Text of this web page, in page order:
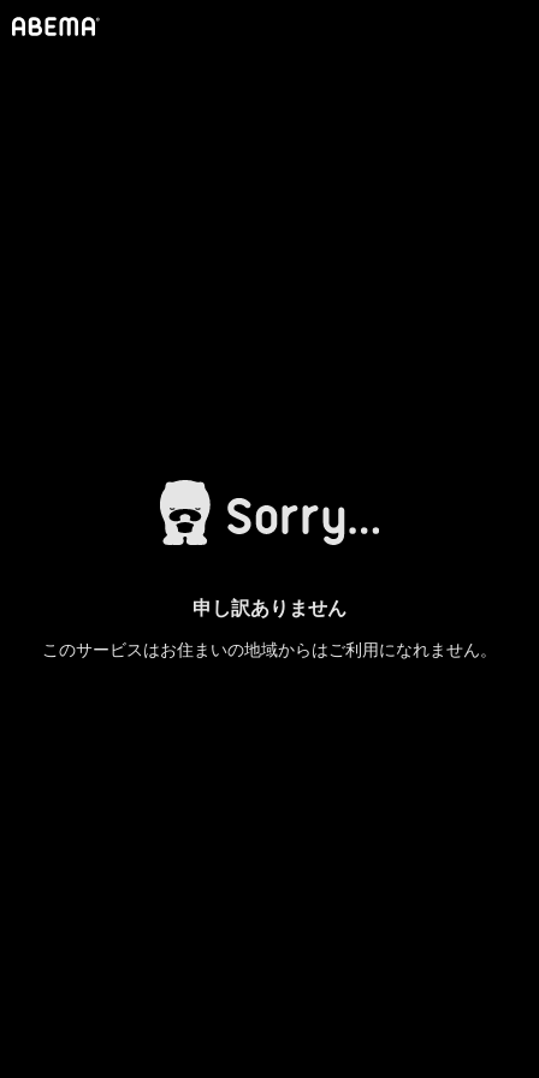
申し訳ありません
このサービスはお住まいの地域からはご利用になれません。